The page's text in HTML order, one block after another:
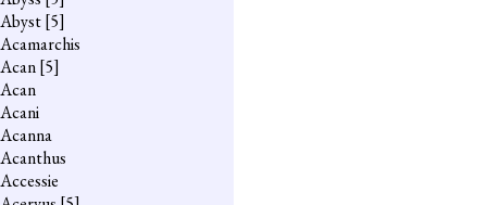
Abyst[5]
Acamarchis
Acan[5]
Acan
Acani
Acanna
Acanthus
Accessie